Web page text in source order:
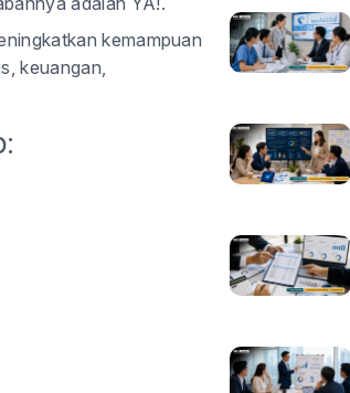
kemampuan
keuangan,